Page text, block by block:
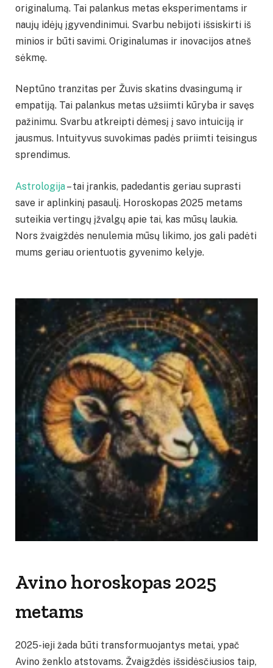
originalumą. Tai palankus metas eksperimentams ir
naujų idėjų įgyvendinimui. Svarbu nebijoti išsiskirti iš
minios ir būti savimi. Originalumas ir inovacijos atneš
sėkmę.
Neptūno tranzitas per Žuvis skatins dvasingumą ir
empatiją. Tai palankus metas užsiimti kūryba ir savęs
pažinimu. Svarbu atkreipti dėmesį į savo intuiciją ir
jausmus. Intuityvus suvokimas padės priimti teisingus
sprendimus.
Astrologija– tai įrankis, padedantis geriau suprasti
save ir aplinkinį pasaulį. Horoskopas 2025 metams
suteikia vertingų įžvalgų apie tai, kas mūsų laukia.
Nors žvaigždės nenulemia mūsų likimo, jos gali padėti
mums geriau orientuotis gyvenimo kelyje.
Avino horoskopas 2025
metams
2025-ieji žada būti transformuojantys metai, ypač
Avino ženklo atstovams. Žvaigždės išsidėsčiusios taip,